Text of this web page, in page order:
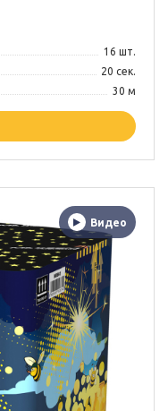
16 шт.
20 сек.
30 м
Видео